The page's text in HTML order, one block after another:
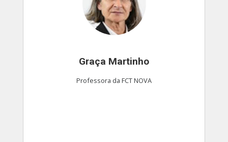
Graça Martinho
Professora da FCT NOVA